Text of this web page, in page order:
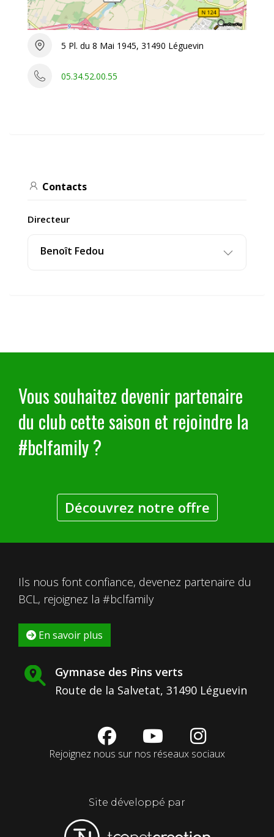
5 Pl. du 8 Mai 1945, 31490 Léguevin
05.34.52.00.55
Contacts
Directeur
Benoît Fedou
Vous souhaitez devenir partenaire
du club cette saison et rejoindre la
#bclfamily ?
Découvrez notre offre
Ils nous font confiance, devenez partenaire du
BCL, rejoignez la #bclfamily
En savoir plus
Gymnase des Pins verts
Route de la Salvetat, 31490 Léguevin
fab
facebook
fab
youtube
fab
instagram
Rejoignez nous sur nos réseaux sociaux
Site développé par